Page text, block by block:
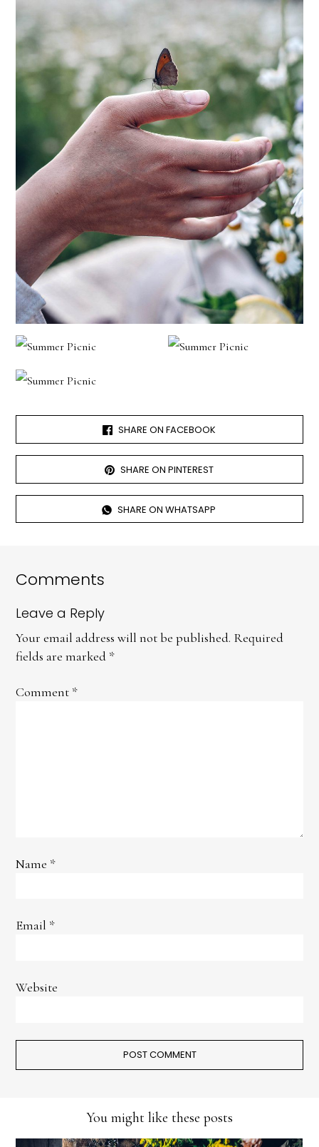
SHARE ON FACEBOOK
SHARE ON PINTEREST
SHARE ON WHATSAPP
Comments
Leave a Reply
Your email address will not be published. Required
fields are marked *
Comment *
Name *
Email *
Website
You might like these posts